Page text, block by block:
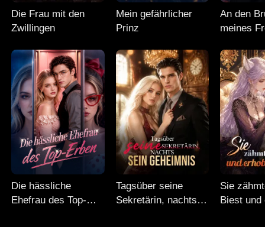
Die Frau mit den
Zwillingen
Die hässliche
Ehefrau des Top-
Mein gefährlicher
Prinz
Tagsüber seine
Sekretärin, nachts
An den
meines
Sie
Biest und